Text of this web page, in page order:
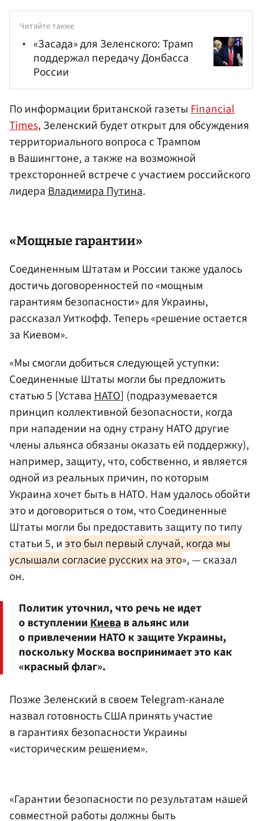
Читайте также
«Засада» для Зеленского: Трамп
поддержал передачу Донбасса
России
По информации британской газетыFinancial
Times, Зеленский будет открыт для обсуждения
территориального вопроса с Трампом
в Вашингтоне, а также на возможной
трехсторонней встрече с участием российского
лидераВладимира Путина.
«Мощные гарантии»
Соединенным Штатам и России также удалось
достичь договоренностей по «мощным
гарантиям безопасности» для Украины,
рассказал Уиткофф. Теперь «решение остается
за Киевом».
«Мы смогли добиться следующей уступки:
Соединенные Штаты могли бы предложить
статью 5 [Устава НАТО] (подразумевается
принцип коллективной безопасности, когда
при нападении на одну страну НАТО другие
члены альянса обязаны оказать ей поддержку),
например, защиту, что, собственно, и является
одной из реальных причин, по которым
Украина хочет быть в НАТО. Нам удалось обойти
это и договориться о том, что Соединенные
Штаты могли бы предоставить защиту по типу
статьи 5, иэто был первый случай, когда мы
услышали согласие русских на это», — сказал
он.
Политик уточнил, что речь не идет
о вступленииКиевав альянс или
о привлечении НАТО к защите Украины,
поскольку Москва воспринимает это как
«красный флаг».
Позже Зеленский в своем Telegram-канале
назвал готовность США принять участие
в гарантиях безопасности Украины
«историческим решением».
«Гарантии безопасности по результатам нашей
совместной работы должны быть